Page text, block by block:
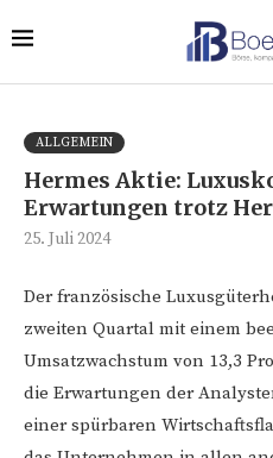
ALLGEMEIN
Hermes Aktie:
Erwartungen trotz
25. Juli 2024
Der französische
zweiten Quartal mit einem
Umsatzwachstum von 13,3
die Erwartungen der
einer spürbaren